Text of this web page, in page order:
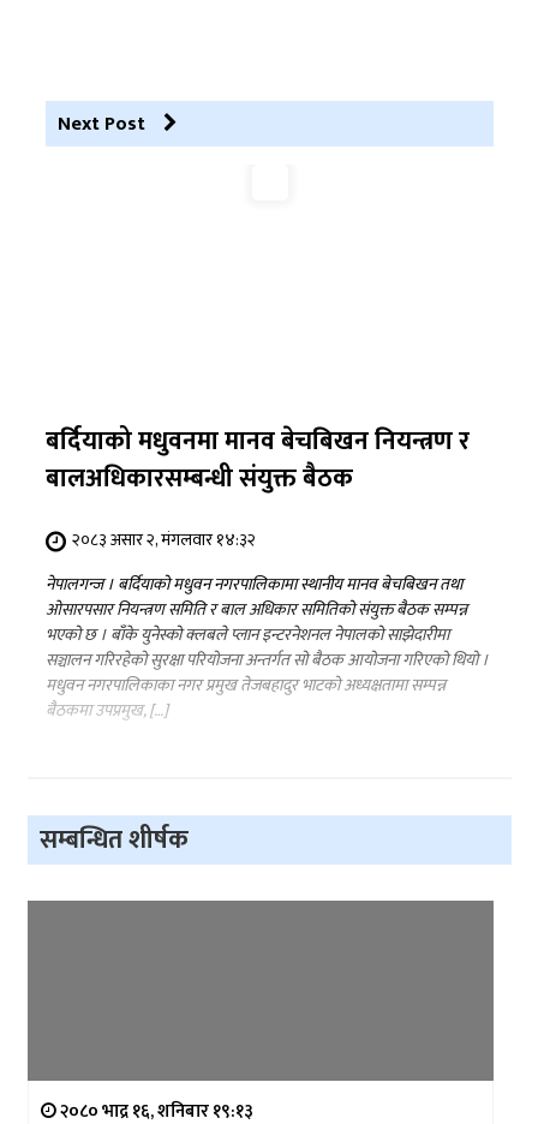
Next Post
बर्दियाको मधुवनमा मानव बेचबिखन नियन्त्रण र
बालअधिकारसम्बन्धी संयुक्त बैठक
२०८३ असार २, मंगलवार १४:३२
नेपालगन्ज । बर्दियाको मधुवन नगरपालिकामा स्थानीय मानव बेचबिखन तथा
ओसारपसार नियन्त्रण समिति र बाल अधिकार समितिको संयुक्त बैठक सम्पन्न
भएको छ । बाँके युनेस्को क्लबले प्लान इन्टरनेशनल नेपालको साझेदारीमा
सञ्चालन गरिरहेको सुरक्षा परियोजना अन्तर्गत सो बैठक आयोजना गरिएको थियो ।
मधुवन नगरपालिकाका नगर प्रमुख तेजबहादुर भाटको अध्यक्षतामा सम्पन्न
बैठकमा उपप्रमुख, […]
सम्बन्धित शीर्षक
२०८० भाद्र १६, शनिबार १९:१३